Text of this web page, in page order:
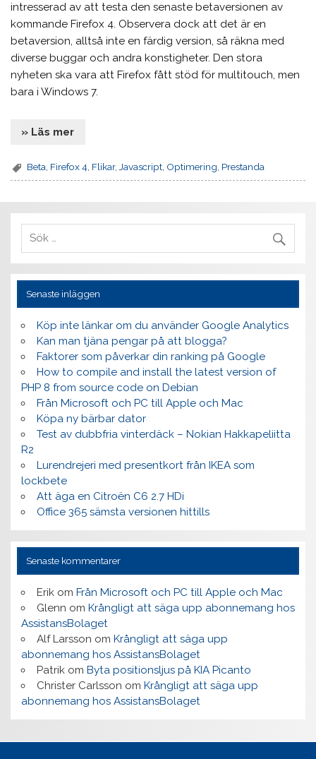
intresserad av att testa den senaste betaversionen av
kommande Firefox 4. Observera dock att det är en
betaversion, alltså inte en färdig version, så räkna med
diverse buggar och andra konstigheter. Den stora
nyheten ska vara att Firefox fått stöd för multitouch, men
bara i Windows 7.
» Läs mer
Beta Firefox 4 Flikar, Javascript Optimering Prestanda
Senaste inläggen
Köp inte länkar om du använder Google Analytics
Kan man tjäna pengar på att blogga?
Faktorer som påverkar din ranking på Google
How to compile and install the latest version of
PHP 8 from source code on Debian
Från Microsoft och PC till Apple och Mac
Köpa ny bärbar dator
Test av dubbfria vinterdäck – Nokian Hakkapeliitta
R2
Lurendrejeri med presentkort från IKEA som
lockbete
Att äga en Citroën C6 2.7 HDi
Office 365 sämsta versionen hittills
Senaste kommentarer
Erikom Från Microsoft och PC till Apple och Mac
Glenn om Krångligt att säga upp abonnemang hos
AssistansBolaget
Alf Larsson om Krångligt att säga upp
abonnemang hos AssistansBolaget
Patrikom Byta positionsljus på KIA Picanto
Christer Carlsson om Krångligt att säga upp
abonnemang hos AssistansBolaget